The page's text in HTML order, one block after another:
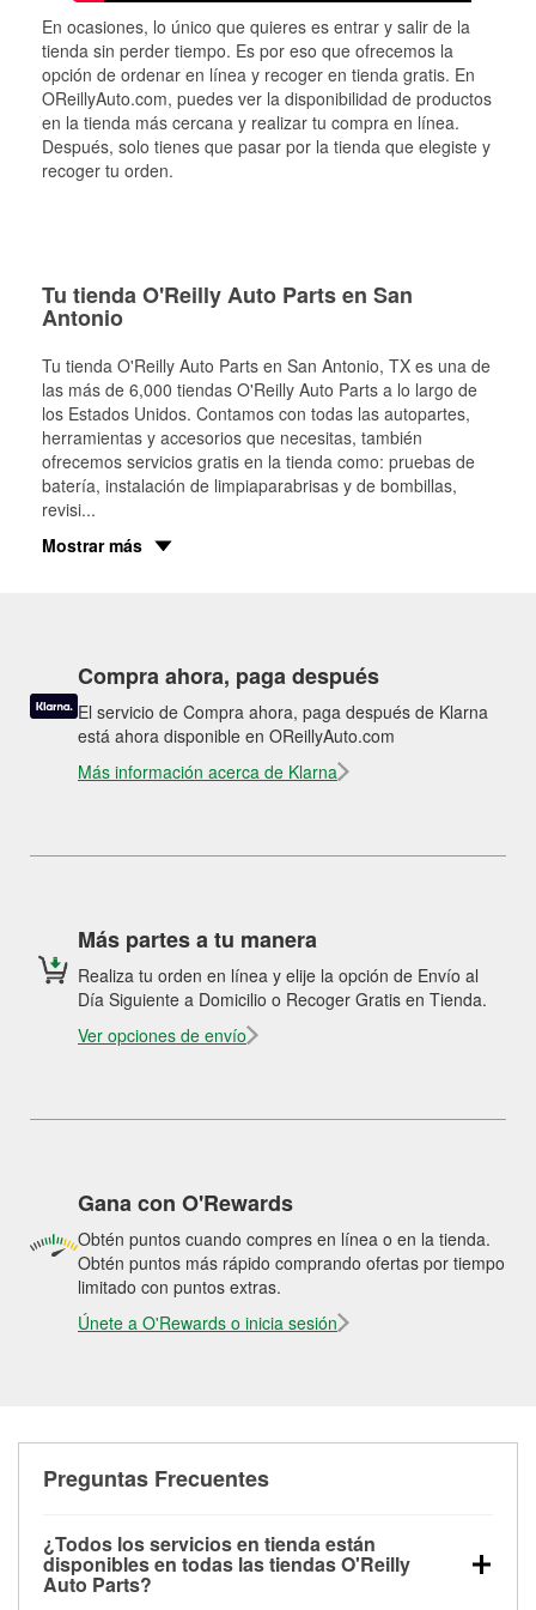
En ocasiones, lo único que quieres es entrar y salir de la
tienda sin perder tiempo. Es por eso que ofrecemos la
opción de ordenar en línea y recoger en tienda gratis. En
OReillyAuto.com, puedes ver la disponibilidad de productos
en la tienda más cercana y realizar tu compra en línea.
Después, solo tienes que pasar por la tienda que elegiste y
recoger tu orden.
Tu tienda O'Reilly Auto Parts en San
Antonio
Tu tienda O'Reilly Auto Parts en San Antonio, TX es una de
las más de 6,000 tiendas O'Reilly Auto Parts a lo largo de
los Estados Unidos. Contamos con todas las autopartes,
herramientas y accesorios que necesitas, también
ofrecemos servicios gratis en la tienda como: pruebas de
batería, instalación de limpiaparabrisas y de bombillas,
revisi...
Mostrar más
Compra ahora, paga después
El servicio de Compra ahora, paga después de Klarna
está ahora disponible en OReillyAuto.com
Más información acerca de Klarna
Más partes a tu manera
Realiza tu orden en línea y elije la opción de Envío al
Día Siguiente a Domicilio o Recoger Gratis en Tienda.
Ver opciones de envío
Gana con O'Rewards
Obtén puntos cuando compres en línea o en la tienda.
Obtén puntos más rápido comprando ofertas por tiempo
limitado con puntos extras.
Únete a O'Rewards o inicia sesión
Preguntas Frecuentes
¿Todos los servicios en tienda están
disponibles en todas las tiendas O'Reilly
Auto Parts?